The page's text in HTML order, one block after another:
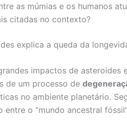
as múmias e os humanos
citadas no contexto?
explica a queda da
impactos de asteroides
de um processo de
no ambiente planetário.
entre o “mundo ancestral